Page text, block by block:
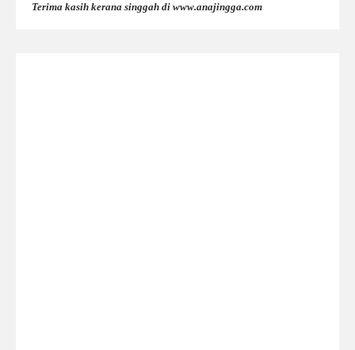
Terima kasih kerana singgah di www.anajingga.com